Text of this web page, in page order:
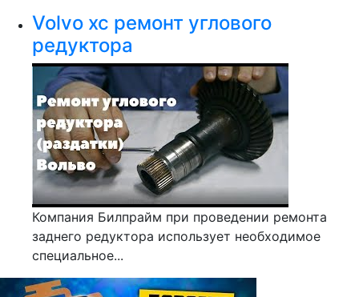
Volvo xc ремонт углового
редуктора
Компания Билпрайм при проведении ремонта
заднего редуктора использует необходимое
специальное...